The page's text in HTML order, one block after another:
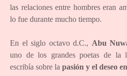
las relaciones entre hombres eran
lo fue durante mucho tiempo.
En el siglo octavo d.C., Abu
uno de los grandes poetas de la
escribía sobre la pasión y el deseo